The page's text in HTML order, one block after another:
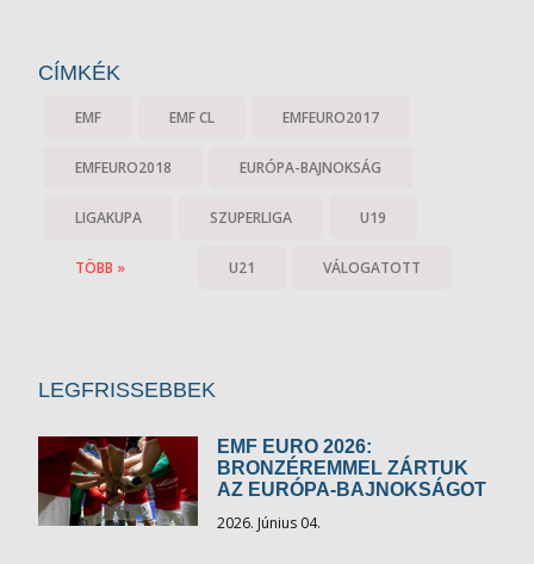
CÍMKÉK
EMF EMF CL EMFEURO2017
EMFEURO2018 EURÓPA-BAJNOKSÁG
LIGAKUPA SZUPERLIGA U19
U21 VÁLOGATOTT
TÖBB »
LEGFRISSEBBEK
EMF EURO 2026:
BRONZÉREMMEL ZÁRTUK
AZ EURÓPA-BAJNOKSÁGOT
2026. Június 04.